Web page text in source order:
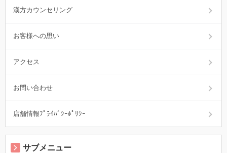
漢方カウンセリング
お客様への思い
アクセス
お問い合わせ
店舗情報ﾌﾟﾗｲﾊﾞｼｰﾎﾟﾘｼｰ
サブメニュー